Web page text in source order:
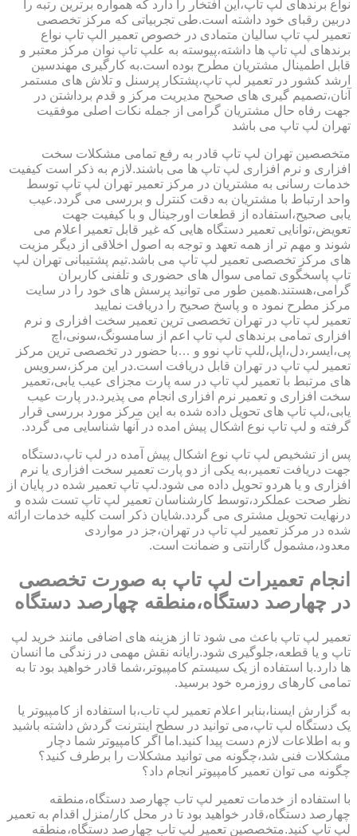
نواع برندهای لپ تاپ،این افتخار را دارد که همواره برترین رتبه را
دربین رقبای خود داشته است.طی تجربیاتی که مرکز تخصصی
تعمیر لپ تاپ سالیان متمادی در خصوص تعمیر الپ تاپ نواع
برندهای لپ تاپ ها داشته،پیوسته به علپ تاپ نوان مرکز معتبر و
قابل اطمینال مشتریان مطرح بوده است.به کارگیری مهندسین
ارشد کشور در تعمیر لپ تاپ،پشتکار پرسنل و تلاش های مستمر
آنان،تصمیم گیری های صحیح مدیریت مرکز و قدم برداشتن در
جهت رفاه حال مشتریان گرامی از جمله نکات اصلی موفقیت
تهران لپ تاپ می باشد
متخصصین تهران لپ تاپ قادر به رفع تمامی مشکلات سخت
افزاری و نرم افزاری لپ تاپ ها می باشند.لازم به ذکر است کیفیت
خدمات رسانی به مشتریان در مرکز تعمیر تهران لپ تاپ توسط
واحد ارتباط با مشتریان به دقت کنترل و بررسی می گردد.عیب
یابی صحیح،استفاده از قطعات اورجینال و با کیفیت جهت
تعویض،توانایی تعمیر دستگاه هایی که غیر قابل تعمیر اعلام می
شوند و مهم تر از همه تعهد و توجه به اصول اخلاقی از دیگر مزیت
های مرکز تخصصی تعمیر لپ تاپ می باشد.تیم پشتیبانی تهران لپ
تاپ پاسخگوی تمامی سوال های حضوری و تلفنی کاربران
گرامی،هستند.همین طور می توانید پرسش های خود را در سایت
مرکز مطرح نمود ه و پاسخ صحیح را دریافت نمایید
تعمیر لپ تاپ در تهران تخصصی ترین تعمیر سخت افزاری و نرم
افزاری تمامی برندهای لپ تاپ اعم از سامسونگ،سونی،اچ
پی،ایسر،دل،اپل،للپ تاپ نوو و …با حضور در تخصصی ترین مرکز
تعمیر لپ تاپ در تهران قابل دریافت است.در این مرکز،سرویس
های مرتبط با تعمیر لپ تاپ در سه پارت مجزای عیب یابی،تعمیر
سخت افزاری و تعمیر نرم افزاری انجام می پذیرد.در پارت عیب
یابی،لپ تاپ های تحویل داده شده به این مرکز مورد بررسی قرار
گرفته و لپ تاپ نوع اشکال پیش امده در آنها شناسایی می گردد.
پس از تشخیص لپ تاپ نوع اشکال پیش آمده در لپ تاپ،دستگاه
جهت دریافت تعمیر،به یکی از دو پارت تعمیر سخت افزاری یا نرم
افزاری و یا هردو تحویل داده می شود.لپ تاپ تعمیر شده در پایان از
نظر صحت عملکرد،توسط کارشناسان تعمیر لپ تاپ تست شده و
درنهایت تحویل مشتری می گردد.شایان ذکر است کلیه خدمات ارائه
شده در مرکز تعمیر لپ تاپ در تهران،جز در مواردی
معدود،مشمول گارانتی و ضمانت است.
انجام تعمیرات لپ تاپ به صورت تخصصی
در چهارصد دستگاه،منطقه چهارصد دستگاه
تعمیر لپ تاپ باعث می شود تا از هزینه های اضافی مانند خرید لپ
تاپ و یا قطعه،جلوگیری شود.رایانه نقش مهمی در زندگی ما انسان
ها دارد.با استفاده از یک سیستم کامپیوتر،شما قادر خواهید بود تا به
تمامی کارهای روزمره خود برسید.
به گزارش ایسنا،بنابر اعلام تعمیر لپ تاب،با استفاده از کامپیوتر یا
یک دستگاه لپ تاپ،می توانید در سطح اینترنت گردش داشته باشید
و به اطلاعات لازم دست پیدا کنید.اما اگر کامپیوتر شما دچار
مشکلات فنی شد،چگونه می توانید مشکلات را برطرف کنید؟
چگونه می توان تعمیر کامپیوتر انجام داد؟
با استفاده از خدمات تعمیر لپ تاب چهارصد دستگاه،منطقه
چهارصد دستگاه،قادر خواهید بود تا در محل کار/منزل اقدام به تعمیر
لپ تاپ کنید.متخصصین تعمیر لپ تاب چهارصد دستگاه،منطقه